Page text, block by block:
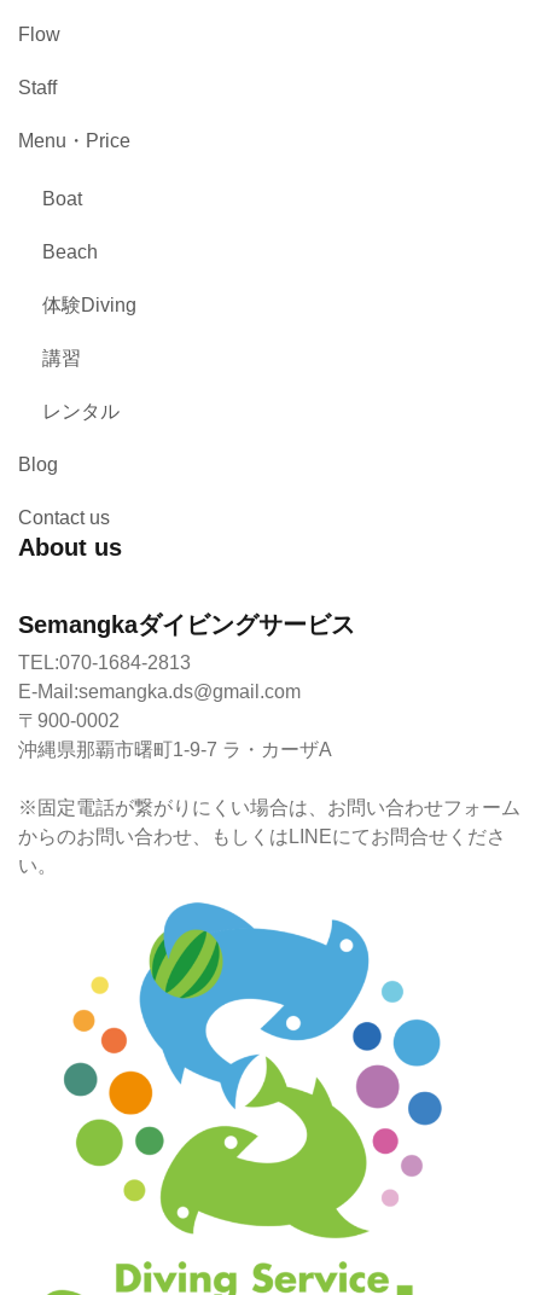
Flow
Staff
Menu・Price
Boat
Beach
体験Diving
講習
レンタル
Blog
Contact us
About us
Semangkaダイビングサービス
TEL:070-1684-2813
E-Mail:semangka.ds@gmail.com
〒900-0002
沖縄県那覇市曙町1-9-7 ラ・カーザA
※固定電話が繋がりにくい場合は、お問い合わせフォーム
からのお問い合わせ、もしくはLINEにてお問合せくださ
い。